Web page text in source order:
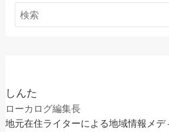
しんた
ローカログ編集長
地元在住ライターによる地域情報メデ